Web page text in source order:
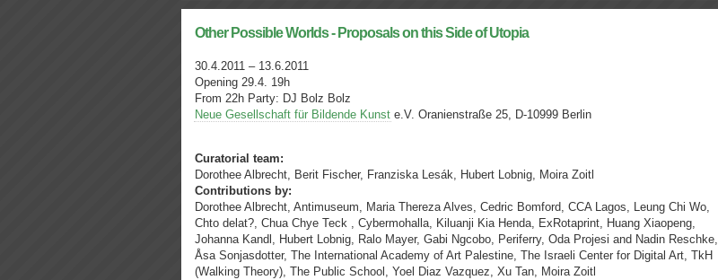
Other Possible Worlds - Proposals on this Side of Utopia
30.4.2011 – 13.6.2011
Opening 29.4. 19h
From 22h Party: DJ Bolz Bolz
Neue Gesellschaft für Bildende Kunst e.V. Oranienstraße 25, D-10999 Berlin
Curatorial team:
Dorothee Albrecht, Berit Fischer, Franziska Lesák, Hubert Lobnig, Moira Zoitl
Contributions by:
Dorothee Albrecht, Antimuseum, Maria Thereza Alves, Cedric Bomford, CCA Lagos, Leung Chi Wo,
Chto delat?, Chua Chye Teck , Cybermohalla, Kiluanji Kia Henda, ExRotaprint, Huang Xiaopeng,
Johanna Kandl, Hubert Lobnig, Ralo Mayer, Gabi Ngcobo, Periferry, Oda Projesi and Nadin Reschke,
Åsa Sonjasdotter, The International Academy of Art Palestine, The Israeli Center for Digital Art, TkH
(Walking Theory), The Public School, Yoel Diaz Vazquez, Xu Tan, Moira Zoitl